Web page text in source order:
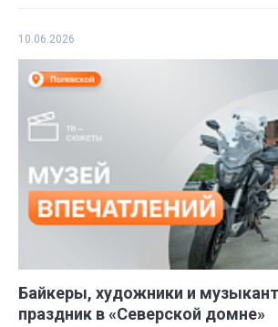
10.06.2026
Байкеры, художники и
праздник в «Северской домне»